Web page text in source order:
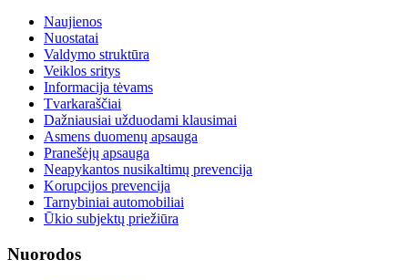
Naujienos
Nuostatai
Valdymo struktūra
Veiklos sritys
Informacija tėvams
Tvarkaraščiai
Dažniausiai užduodami klausimai
Asmens duomenų apsauga
Pranešėjų apsauga
Neapykantos nusikaltimų prevencija
Korupcijos prevencija
Tarnybiniai automobiliai
Ūkio subjektų priežiūra
Nuorodos